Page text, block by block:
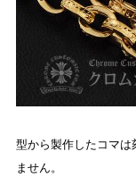
型から製作したコマは
ません。